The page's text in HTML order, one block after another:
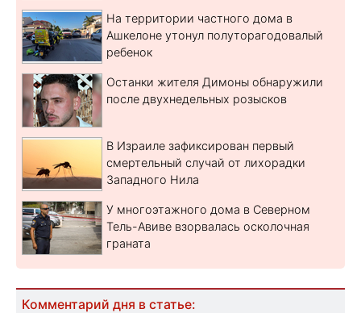
На территории частного дома в
Ашкелоне утонул полуторагодовалый
ребенок
Останки жителя Димоны обнаружили
после двухнедельных розысков
В Израиле зафиксирован первый
смертельный случай от лихорадки
Западного Нила
У многоэтажного дома в Северном
Тель-Авиве взорвалась осколочная
граната
Комментарий дня в статье: